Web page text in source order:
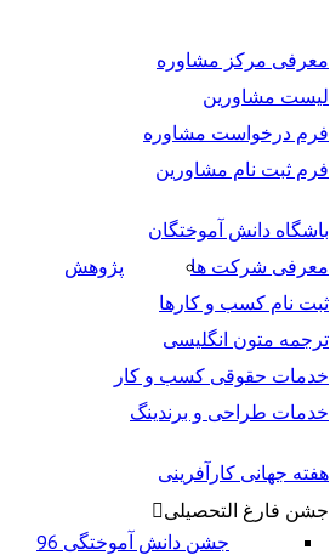
معرفی مرکز مشاوره
لیست مشاورین
فرم درخواست مشاوره
فرم ثبت نام مشاورین
باشگاه دانش آموختگان
معرفی شرکت ها
پژوهش
ثبت نام کسب و کارها
ترجمه متون انگلیسی
خدمات حقوقی کسب و کار
خدمات طراحی و برندینگ
هفته جهانی کارآفرینی
جشن فارغ التحصیلی
جشن دانش آموختگی 96